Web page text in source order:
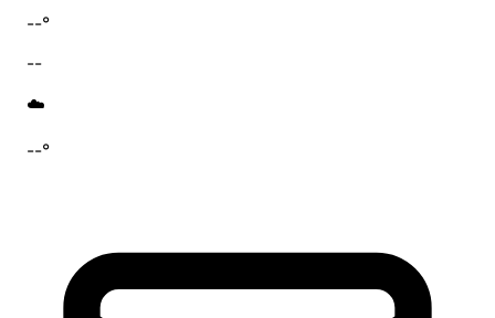
--°
--
☁️
--°